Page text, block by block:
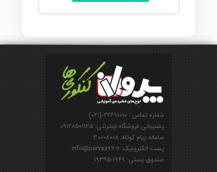
شماره تماس : ۲۲۶۹۱۰۱۰-(۰۲۱)
پشتیبانی فروشگاه اینترنتی: ۰۹۱۲۸۵۰۱۱۲۵
سامانه پیام کوتاه: ۳۰۰۰۸۰۰۸
پست الکترونیک: info@parvaz99.ir
صندوق پستی: ۱۹۴۹-۱۹۳۹۵